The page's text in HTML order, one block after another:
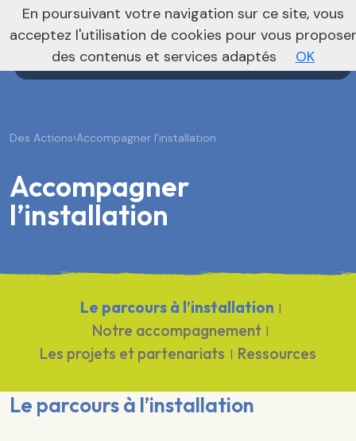
AgendaAnnoncesActualités
nivo_2026: 1
Des Actions›Accompagner l’installation
Accompagner
l’installation
Le parcours à l’installation |
Notre accompagnement |
Les projets et partenariats | Ressources
Le parcours à l’installation
En poursuivant votre navigation sur ce site, vous
acceptez l'utilisation de cookies pour vous proposer
des contenus et services adaptés
OK